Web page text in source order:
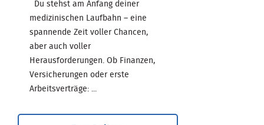
Du stehst am Anfang deiner
medizinischen Laufbahn – eine
spannende Zeit voller Chancen,
aber auch voller
Herausforderungen. Ob Finanzen,
Versicherungen oder erste
Arbeitsverträge: ...